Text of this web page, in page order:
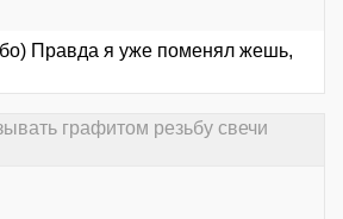
Правда я уже поменял жешь,
графитом резьбу свечи